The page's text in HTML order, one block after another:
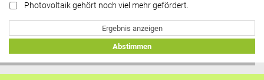
Photovoltaik gehört noch viel mehr gefördert.
Ergebnis anzeigen
Abstimmen